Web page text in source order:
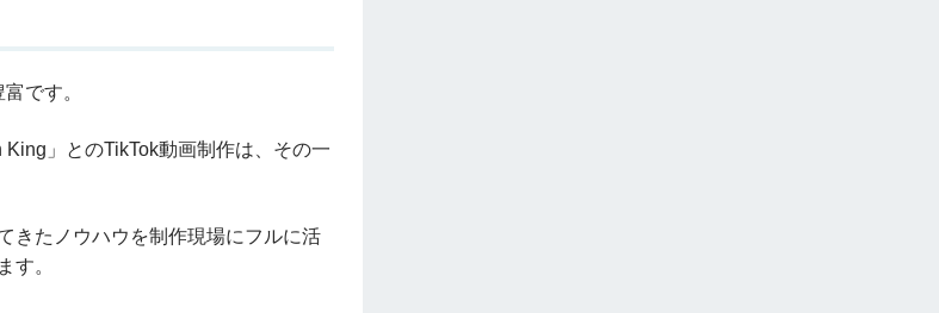
です。
」とのTikTok動画制作は、その一
きたノウハウを制作現場にフルに活
す。